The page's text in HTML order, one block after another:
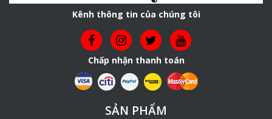
Kênh thông tin của chúng tôi
Chấp nhận thanh toán
SẢN PHẨM